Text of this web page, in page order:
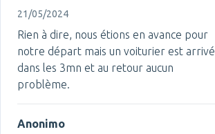
21/05/2024
Rien à dire, nous étions en avance pour
notre départ mais un voiturier est arrivé
dans les 3mn et au retour aucun
problème.
Anonimo